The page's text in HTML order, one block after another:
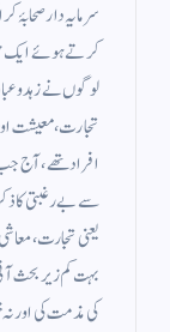
سرمایہ دار صحابۂ
کرتے ہوئے ایک
لوگوں نے زہد
تجارت، معیشت
افراد تھے، آج جب
سے بے رغبتی کا
یعنی تجارت،
بہت کم زیر بحث
کی مذمت کی اور نہ